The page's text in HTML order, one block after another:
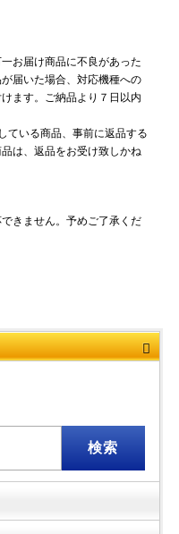
お届け商品に不良があった
届いた場合、対応機種への
ます。ご納品より７日以内
ている商品、事前に返品する
は、返品をお受け致しかね
きません。予めご了承くだ
検索